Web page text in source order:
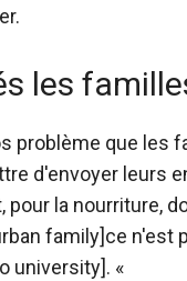
les
problème que les
d'envoyer leurs
la nourriture,
family]ce n'est
university]. «